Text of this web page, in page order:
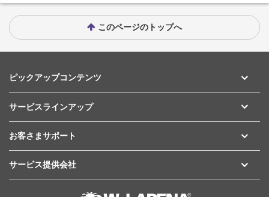
このページのトップへ
ピックアップコンテンツ
サービスラインアップ
お客さまサポート
サービス提供会社